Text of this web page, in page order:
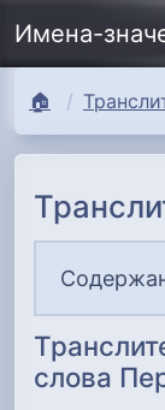
Имена-
🏠
слова